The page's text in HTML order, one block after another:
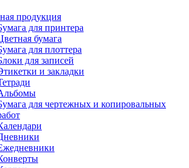
продукция
для принтера
бумага
для плоттера
для записей
и закладки
для чертежных и копировальных